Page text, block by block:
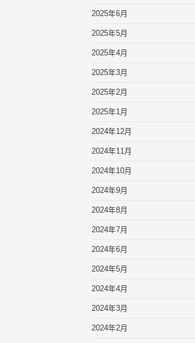
2025年6月
2025年5月
2025年4月
2025年3月
2025年2月
2025年1月
2024年12月
2024年11月
2024年10月
2024年9月
2024年8月
2024年7月
2024年6月
2024年5月
2024年4月
2024年3月
2024年2月